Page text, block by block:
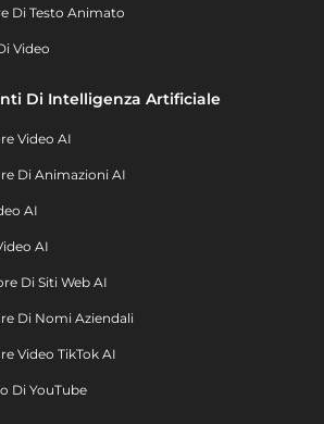
Di Testo Animato
Video
Di Intelligenza Artificiale
Video AI
Di Animazioni AI
AI
AI
Di Siti Web AI
Di Nomi Aziendali
Video TikTok AI
Di YouTube